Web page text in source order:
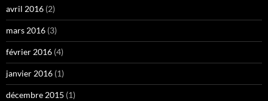
avril 2016 (2)
mars 2016 (3)
février 2016 (4)
janvier 2016 (1)
décembre 2015 (1)